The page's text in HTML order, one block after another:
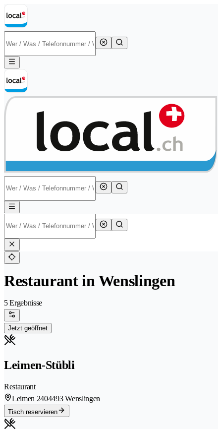
Restaurant in Wenslingen
5 Ergebnisse
Jetzt geöffnet
Leimen-Stübli
Restaurant
Leimen 2404493 Wenslingen
Tisch reservieren